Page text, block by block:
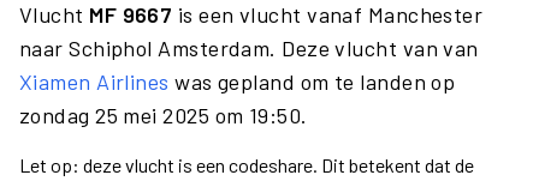
Vlucht MF 9667 is een vlucht vanaf Manchester
naar Schiphol Amsterdam. Deze vlucht van van
Xiamen Airlines was gepland om te landen op
zondag 25 mei 2025 om 19:50.
Let op: deze vlucht is een codeshare. Dit betekent dat de